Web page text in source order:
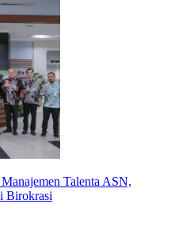
Talenta ASN,
Birokrasi